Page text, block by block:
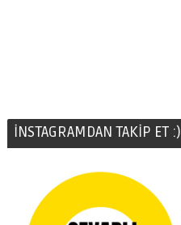
İNSTAGRAMDAN TAKİP ET :)